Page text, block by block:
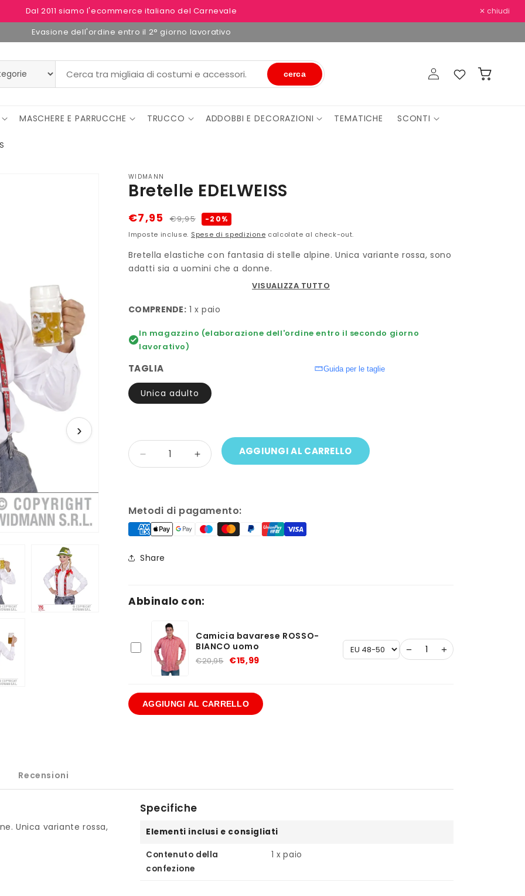
Dal 2011 siamo l'ecommerce italiano del Carnevale ✕ chiudi
Evasione dell'ordine entro il 2° giorno lavorativo
Accedi Preferiti Carrello
cerca
MASCHERE E PARRUCCHE TRUCCO ADDOBBI E DECORAZIONI TEMATICHE SCONTI
›
WIDMANN
Bretelle EDELWEISS
Prezzo
di
listino
€9,95
Prezzo
scontato
€7,95 -20%
Imposte incluse. Spese di spedizione calcolate al check-out.
Bretella elastiche con fantasia di stelle alpine. Unica variante rossa, sono
adatti sia a uomini che a donne.
VISUALIZZA TUTTO
COMPRENDE: 1 x paio
In magazzino (elaborazione dell'ordine entro il secondo giorno
lavorativo)
TAGLIA Guida per le taglie
Unica adulto
Quantità
Diminuisci
quantità
EDELWEISS
Aumenta
quantità
EDELWEISS
AGGIUNGI AL CARRELLO
Metodi di pagamento:
Share
Abbinalo con:
Camicia bavarese ROSSO-
BIANCO uomo
€20,95 €15,99
− +
AGGIUNGI AL CARRELLO
Recensioni
Unica variante rossa,
Specifiche
Elementi inclusi e consigliati
Contenuto della
confezione
1 x paio